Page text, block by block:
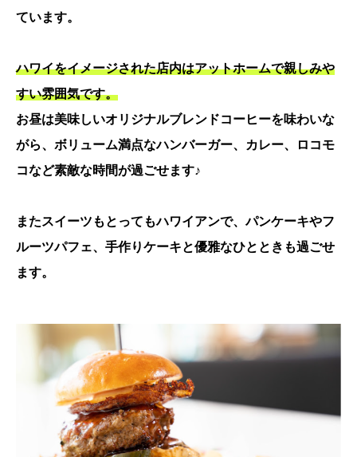
ています。
ハワイをイメージされた店内はアットホームで親しみや
すい雰囲気です。
お昼は美味しいオリジナルブレンドコーヒーを味わいな
がら、ボリューム満点なハンバーガー、カレー、ロコモ
コなど素敵な時間が過ごせます♪
またスイーツもとってもハワイアンで、パンケーキやフ
ルーツパフェ、手作りケーキと優雅なひとときも過ごせ
ます。